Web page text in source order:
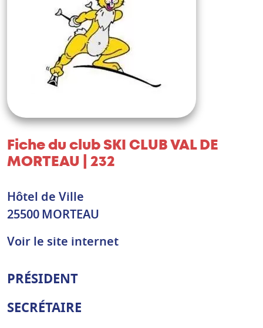
Fiche du clubSKI CLUB VAL DE
MORTEAU | 232
Hôtel de Ville
25500 MORTEAU
Voir le site internet
PRÉSIDENT
SECRÉTAIRE